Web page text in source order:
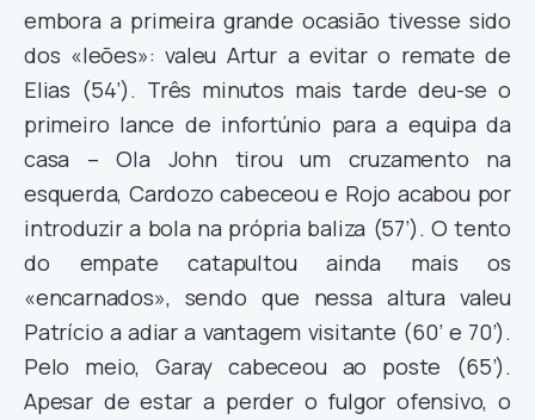
embora a primeira grande ocasião tivesse sido
dos «leões»: valeu Artur a evitar o remate de
Elias (54’). Três minutos mais tarde deu-se o
primeiro lance de infortúnio para a equipa da
casa – Ola John tirou um cruzamento na
esquerda, Cardozo cabeceou e Rojo acabou por
introduzir a bola na própria baliza (57’). O tento
do empate catapultou ainda mais os
«encarnados», sendo que nessa altura valeu
Patrício a adiar a vantagem visitante (60’ e 70’).
Pelo meio, Garay cabeceou ao poste (65’).
Apesar de estar a perder o fulgor ofensivo, o